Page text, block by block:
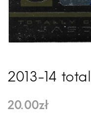
2013-14
20.00zł